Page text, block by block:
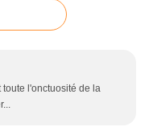
toute l'onctuosité de la